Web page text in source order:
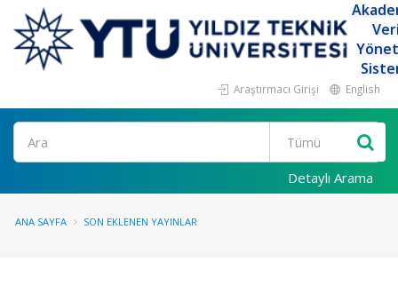
Araştırmacı Girişi English
Ara
Detaylı Arama
ANA SAYFA SON EKLENEN YAYINLAR